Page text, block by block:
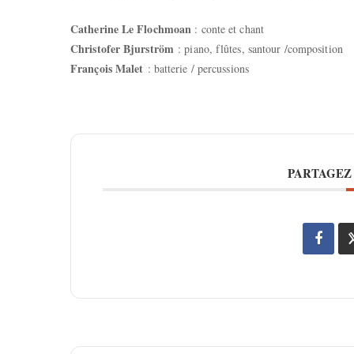
Catherine Le Flochmoan : conte et chant
Christofer Bjurström : piano, flûtes, santour /composition
François Malet : batterie / percussions